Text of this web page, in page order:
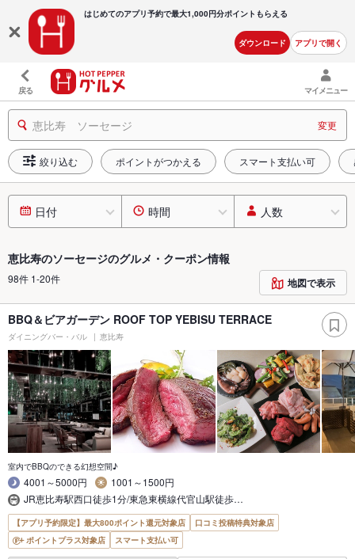
はじめてのアプリ予約で最大1,000円分ポイントもらえる
ダウンロード アプリで開く
戻る マイメニュー
恵比寿 ソーセージ 変更
絞り込む ポイントがつかえる スマート支払い可
日付 時間 人数
恵比寿のソーセージのグルメ・クーポン情報
98件 1-20件 地図で表示
BBQ＆ビアガーデン ROOF TOP YEBISU TERRACE
ダイニングバー・バル 恵比寿
室内でBBQのできる幻想空間♪
4001～5000円
1001～1500円
JR恵比寿駅西口徒歩1分/東急東横線代官山駅徒歩…
【アプリ予約限定】最大800ポイント還元対象店
口コミ投稿特典対象店
ポイントプラス対象店
スマート支払い可